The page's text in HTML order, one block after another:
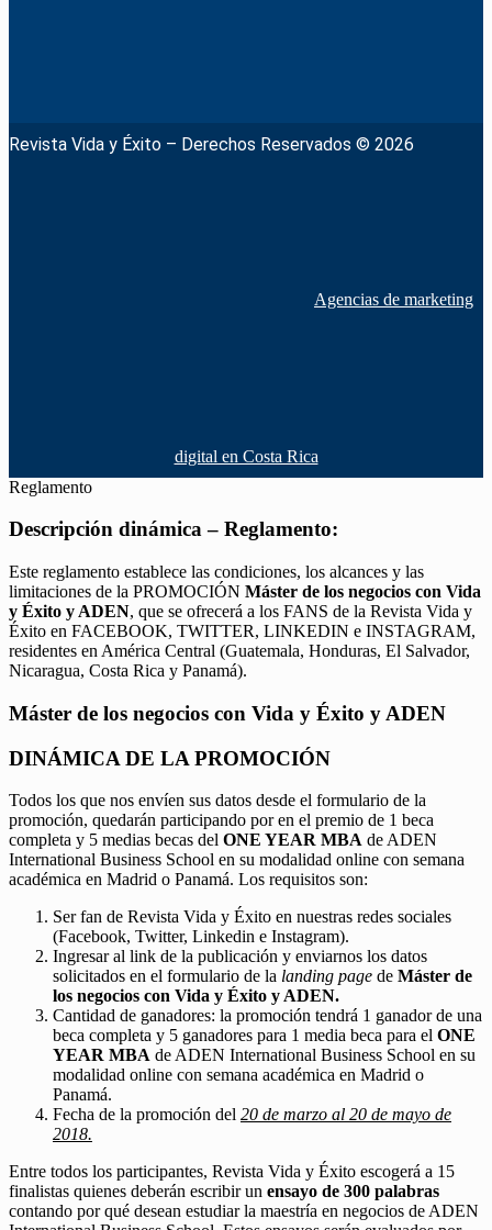
Revista Vida y Éxito – Derechos Reservados © 2026
Agencias de marketing
digital en Costa Rica
Reglamento
Descripción dinámica – Reglamento:
Este reglamento establece las condiciones, los alcances y las
limitaciones de la PROMOCIÓN Máster de los negocios con Vida
y Éxito y ADEN, que se ofrecerá a los FANS de la Revista Vida y
Éxito en FACEBOOK, TWITTER, LINKEDIN e INSTAGRAM,
residentes en América Central (Guatemala, Honduras, El Salvador,
Nicaragua, Costa Rica y Panamá).
Máster de los negocios con Vida y Éxito y ADEN
DINÁMICA DE LA PROMOCIÓN
Todos los que nos envíen sus datos desde el formulario de la
promoción, quedarán participando por en el premio de 1 beca
completa y 5 medias becas del ONE YEAR MBA de ADEN
International Business School en su modalidad online con semana
académica en Madrid o Panamá. Los requisitos son:
Ser fan de Revista Vida y Éxito en nuestras redes sociales
(Facebook, Twitter, Linkedin e Instagram).
Ingresar al link de la publicación y enviarnos los datos
solicitados en el formulario de la landing page de Máster de
los negocios con Vida y Éxito y ADEN.
Cantidad de ganadores: la promoción tendrá 1 ganador de una
beca completa y 5 ganadores para 1 media beca para el ONE
YEAR MBA de ADEN International Business School en su
modalidad online con semana académica en Madrid o
Panamá.
Fecha de la promoción del 20 de marzo al 20 de mayo de
2018.
Entre todos los participantes, Revista Vida y Éxito escogerá a 15
finalistas quienes deberán escribir un ensayo de 300 palabras
contando por qué desean estudiar la maestría en negocios de ADEN